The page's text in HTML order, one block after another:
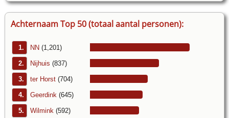
Achternaam Top 50 (totaal aantal personen):
1. NN (1,201)
2. Nijhuis (837)
3. ter Horst (704)
4. Geerdink (645)
5. Wilmink (592)